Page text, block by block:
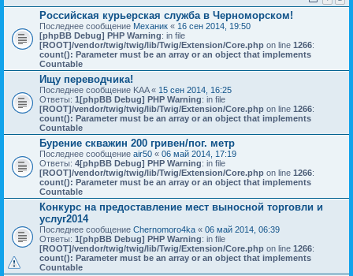
Российская курьерская служба в Черноморском!
Последнее сообщение Механик « 16 сен 2014, 19:50
[phpBB Debug] PHP Warning: in file
[ROOT]/vendor/twig/twig/lib/Twig/Extension/Core.php on line 1266:
count(): Parameter must be an array or an object that implements
Countable
Ищу переводчика!
Последнее сообщение KAA« 15 сен 2014, 16:25
Ответы: 1 [phpBB Debug] PHP Warning: in file
[ROOT]/vendor/twig/twig/lib/Twig/Extension/Core.php on line 1266:
count(): Parameter must be an array or an object that implements
Countable
Бурение скважин 200 гривен/пог. метр
Последнее сообщение air50 « 06 май 2014, 17:19
Ответы: 4[phpBB Debug] PHP Warning: in file
[ROOT]/vendor/twig/twig/lib/Twig/Extension/Core.php on line 1266:
count(): Parameter must be an array or an object that implements
Countable
Конкурс на предоставление мест выносной торговли и
услуг2014
Последнее сообщение Chernomoro4ka « 06 май 2014, 06:39
Ответы: 1 [phpBB Debug] PHP Warning: in file
[ROOT]/vendor/twig/twig/lib/Twig/Extension/Core.php on line 1266:
count(): Parameter must be an array or an object that implements
Countable